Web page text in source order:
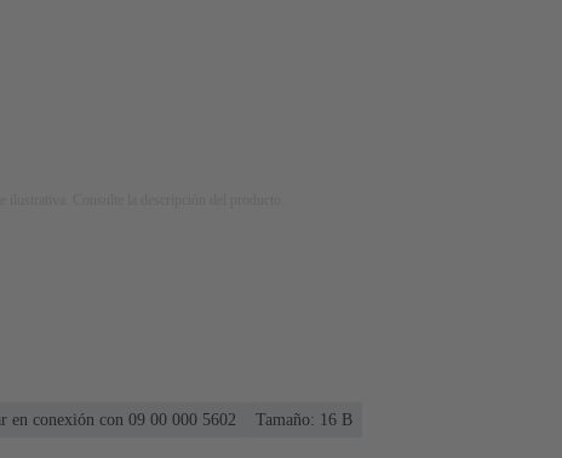
en conexión con 09 00 000 5602
Tamaño: 16 B